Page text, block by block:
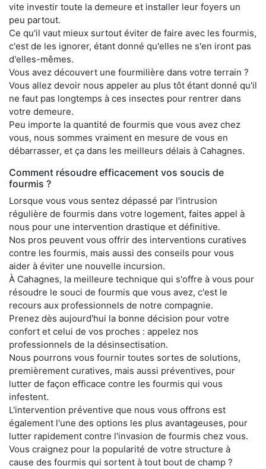
vite investir toute la demeure et installer leur foyers un
peu partout.
Ce qu'il vaut mieux surtout éviter de faire avec les fourmis,
c'est de les ignorer, étant donné qu'elles ne s'en iront pas
d'elles-mêmes.
Vous avez découvert une fourmilière dans votre terrain ?
Vous allez devoir nous appeler au plus tôt étant donné qu'il
ne faut pas longtemps à ces insectes pour rentrer dans
votre demeure.
Peu importe la quantité de fourmis que vous avez chez
vous, nous sommes vraiment en mesure de vous en
débarrasser, et ça dans les meilleurs délais à Cahagnes.
Comment résoudre efficacement vos soucis de
fourmis ?
Lorsque vous vous sentez dépassé par l'intrusion
régulière de fourmis dans votre logement, faites appel à
nous pour une intervention drastique et définitive.
Nos pros peuvent vous offrir des interventions curatives
contre les fourmis, mais aussi des conseils pour vous
aider à éviter une nouvelle incursion.
À Cahagnes, la meilleure technique qui s'offre à vous pour
résoudre le souci de fourmis que vous avez, c'est le
recours aux professionnels de notre compagnie.
Prenez dès aujourd'hui la bonne décision pour votre
confort et celui de vos proches : appelez nos
professionnels de la désinsectisation.
Nous pourrons vous fournir toutes sortes de solutions,
premièrement curatives, mais aussi préventives, pour
lutter de façon efficace contre les fourmis qui vous
infestent.
L'intervention préventive que nous vous offrons est
également l'une des options les plus avantageuses, pour
lutter rapidement contre l'invasion de fourmis chez vous.
Vous craignez pour la popularité de votre structure à
cause des fourmis qui sortent à tout bout de champ ?